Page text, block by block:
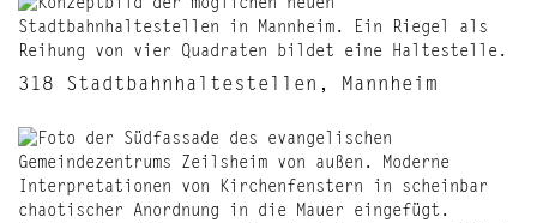
318 Stadtbahnhaltestellen, Mannheim